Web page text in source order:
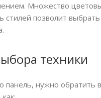
Множество
стилей позволит
техники
панель, нужно обратить